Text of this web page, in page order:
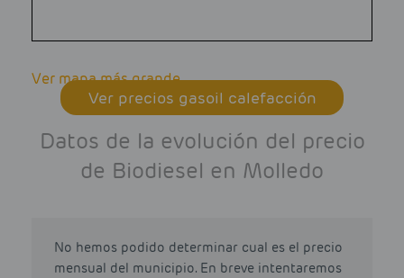
Ver mapa más grande
Ver precios gasoil calefacción
Datos de la evolución del precio
de Biodiesel en Molledo
No hemos podido determinar cual es el precio
mensual del municipio. En breve intentaremos